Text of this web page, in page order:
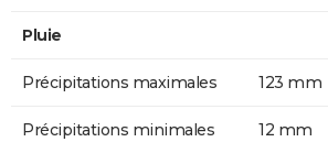
Pluie
Précipitations maximales 123 mm
Précipitations minimales 12 mm